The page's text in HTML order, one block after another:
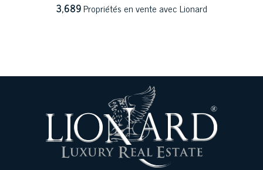
3,689Propriétés en vente avec Lionard